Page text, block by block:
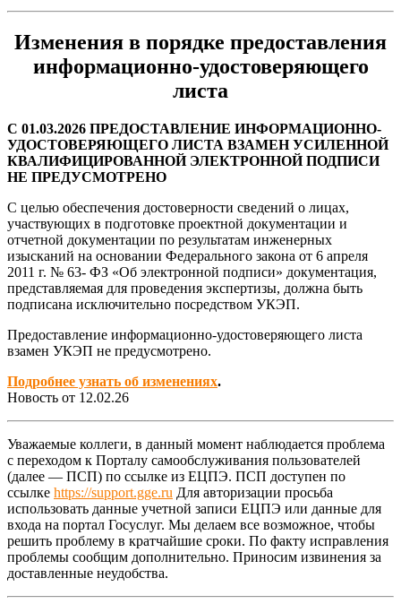
Изменения в порядке предоставления
информационно-удостоверяющего
листа
С 01.03.2026 ПРЕДОСТАВЛЕНИЕ ИНФОРМАЦИОННО-
УДОСТОВЕРЯЮЩЕГО ЛИСТА ВЗАМЕН УСИЛЕННОЙ
КВАЛИФИЦИРОВАННОЙ ЭЛЕКТРОННОЙ ПОДПИСИ
НЕ ПРЕДУСМОТРЕНО
С целью обеспечения достоверности сведений о лицах,
участвующих в подготовке проектной документации и
отчетной документации по результатам инженерных
изысканий на основании Федерального закона от 6 апреля
2011 г. № 63- ФЗ «Об электронной подписи» документация,
представляемая для проведения экспертизы, должна быть
подписана исключительно посредством УКЭП.
Предоставление информационно-удостоверяющего листа
взамен УКЭП не предусмотрено.
Подробнее узнать об изменениях.
Новость от 12.02.26
Уважаемые коллеги, в данный момент наблюдается проблема
с переходом к Порталу самообслуживания пользователей
(далее — ПСП) по ссылке из ЕЦПЭ. ПСП доступен по
ссылке https://support.gge.ru Для авторизации просьба
использовать данные учетной записи ЕЦПЭ или данные для
входа на портал Госуслуг. Мы делаем все возможное, чтобы
решить проблему в кратчайшие сроки. По факту исправления
проблемы сообщим дополнительно. Приносим извинения за
доставленные неудобства.